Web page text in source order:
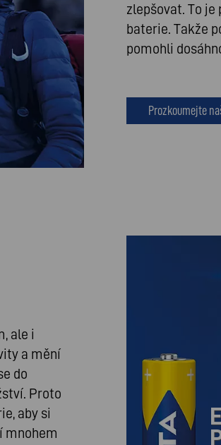
zlepšovat. To
baterie. Takže
pomohli
Prozkoumejte
ale i
a mění
do
Proto
aby si
mnohem